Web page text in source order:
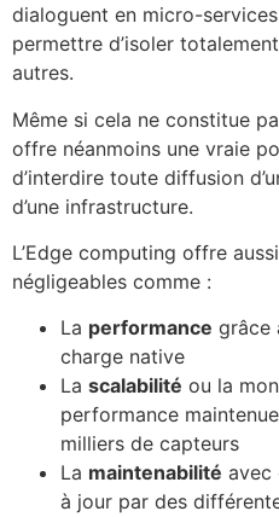
dialoguent en micro-
permettre d’isoler
autres.
Même si cela ne constitue
offre néanmoins une vraie
d’interdire toute diffusion
d’une infrastructure.
L’Edge computing offre
négligeables comme :
La performance grâce
charge native
La scalabilité ou la
performance
milliers de capteurs
La maintenabilité avec
à jour par des